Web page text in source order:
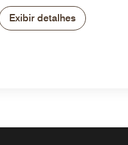
Exibir detalhes